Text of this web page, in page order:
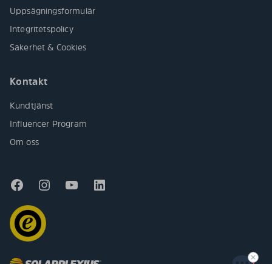
Uppsägningsformulär
Integritetspolicy
Säkerhet & Cookies
Kontakt
Kundtjänst
Influencer Program
Om oss